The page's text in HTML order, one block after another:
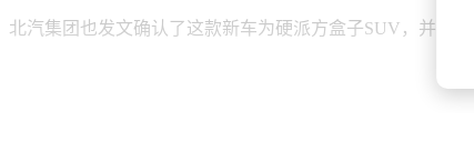
北汽集团也发文确认了这款新车为硬派方盒子SUV，并透